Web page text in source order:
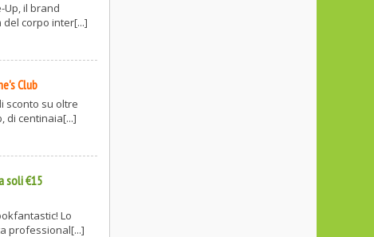
Up, il brand
corpo inter[...]
Club
sconto su oltre
di centinaia[...]
soli €15
Lo
professional[...]